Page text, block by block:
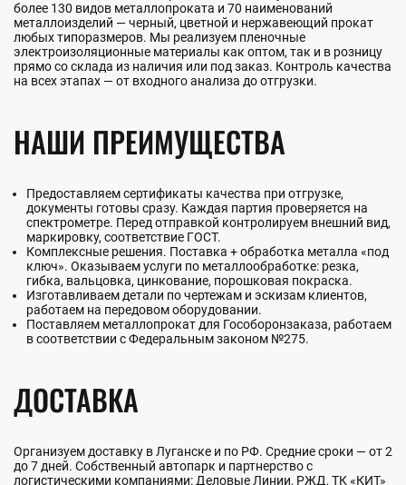
более 130 видов металлопроката и 70 наименований
металлоизделий — черный, цветной и нержавеющий прокат
любых типоразмеров. Мы реализуем пленочные
электроизоляционные материалы как оптом, так и в розницу
прямо со склада из наличия или под заказ. Контроль качества
на всех этапах — от входного анализа до отгрузки.
НАШИ ПРЕИМУЩЕСТВА
Предоставляем сертификаты качества при отгрузке,
документы готовы сразу. Каждая партия проверяется на
спектрометре. Перед отправкой контролируем внешний вид,
маркировку, соответствие ГОСТ.
Комплексные решения. Поставка + обработка металла «под
ключ». Оказываем услуги по металлообработке: резка,
гибка, вальцовка, цинкование, порошковая покраска.
Изготавливаем детали по чертежам и эскизам клиентов,
работаем на передовом оборудовании.
Поставляем металлопрокат для Гособоронзаказа, работаем
в соответствии с Федеральным законом №275.
ДОСТАВКА
Организуем доставку в Луганске и по РФ. Средние сроки — от 2
до 7 дней. Собственный автопарк и партнерство с
логистическими компаниями: Деловые Линии, РЖД, ТК «КИТ»